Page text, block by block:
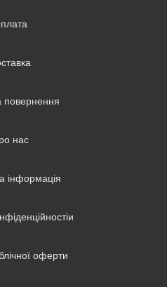
повернення
нас
інформація
оферти